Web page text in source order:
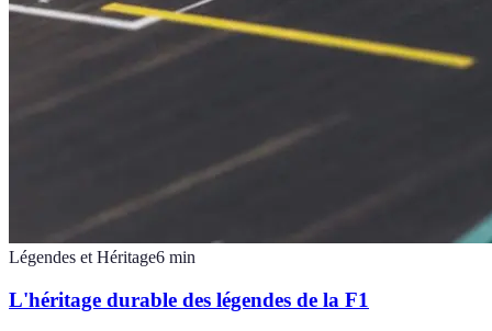
Légendes et Héritage6 min
L'héritage durable des légendes de la F1